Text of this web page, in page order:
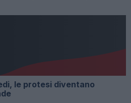
le protesi diventano